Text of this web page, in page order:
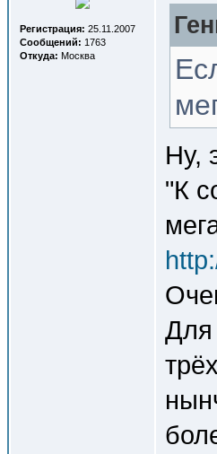
Регистрация: 25.11.2007
Сообщений: 1763
Откуда: Москва
Ну,
"К
Для